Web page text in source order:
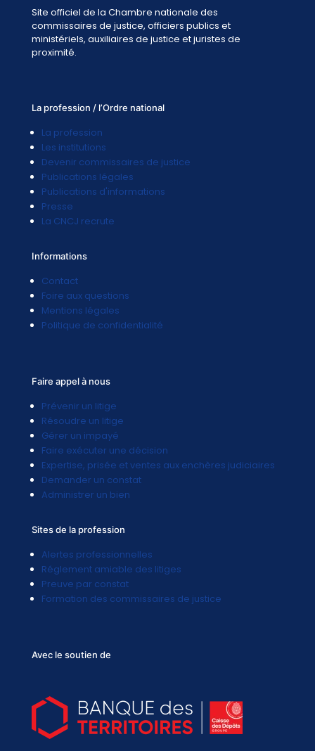
Site officiel de la Chambre nationale des
commissaires de justice, officiers publics et
ministériels, auxiliaires de justice et juristes de
proximité.
La profession / l’Ordre national
La profession
Les institutions
Devenir commissaires de justice
Publications légales
Publications d'informations
Presse
La CNCJ recrute
Informations
Contact
Foire aux questions
Mentions légales
Politique de confidentialité
Faire appel à nous
Prévenir un litige
Résoudre un litige
Gérer un impayé
Faire exécuter une décision
Expertise, prisée et ventes aux enchères judiciaires
Demander un constat
Administrer un bien
Sites de la profession
Alertes professionnelles
Réglement amiable des litiges
Preuve par constat
Formation des commissaires de justice
Avec le soutien de